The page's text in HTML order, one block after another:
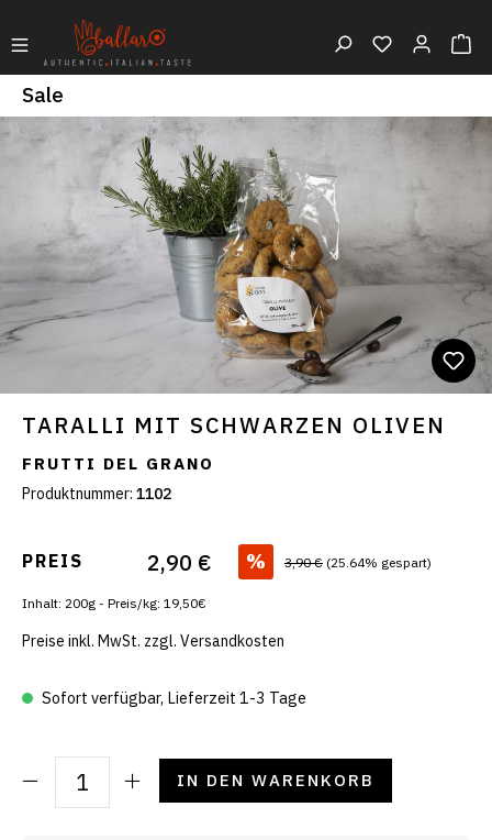
Sale
TARALLI MIT SCHWARZEN OLIVEN
FRUTTI DEL GRANO
Produktnummer: 1102
PREIS 2,90 € % 3,90 € (25.64% gespart)
Inhalt: 200g - Preis/kg: 19,50€
Preise inkl. MwSt. zzgl. Versandkosten
Sofort verfügbar, Lieferzeit 1-3 Tage
IN DEN WARENKORB